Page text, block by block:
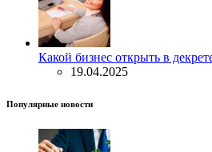
Какой бизнес открыть в
19.04.2025
Популярные новости